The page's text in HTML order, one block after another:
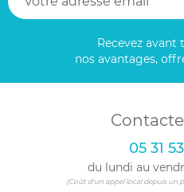
Recevez
nos avantages,
05 31
du lundi au
(Coût d'un appel local depuis un